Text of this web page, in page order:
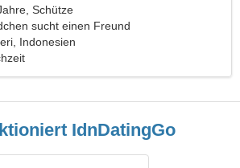
Schütze
sucht einen Freund
Indonesien
IdnDatingGo